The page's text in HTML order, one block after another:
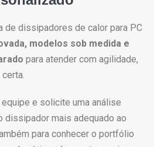
de dissipadores de calor para PC
modelos sob medida e
para atender com agilidade,
equipe e solicite uma análise
dissipador mais adequado ao
para conhecer o portfólio